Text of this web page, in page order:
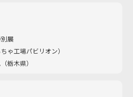
展
ゃ工場パビリオン）​
栃木県）